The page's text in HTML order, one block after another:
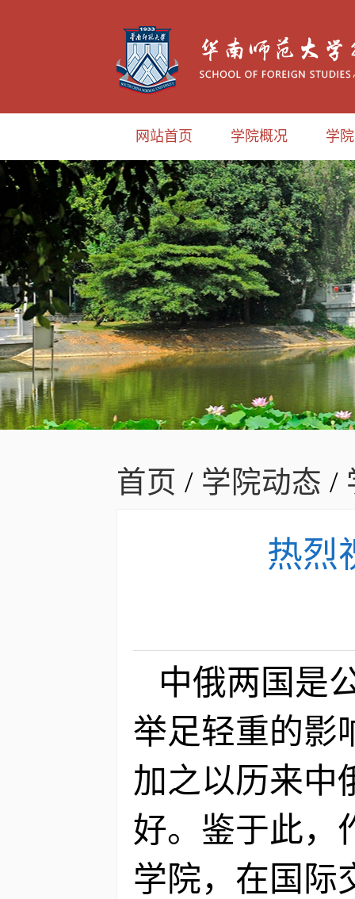
网站首页 学院概况 学
首页 / 学院动态 /
热烈
中俄两国是
举足轻重的影
加之以历来中
好。鉴于此，
学院，在国际